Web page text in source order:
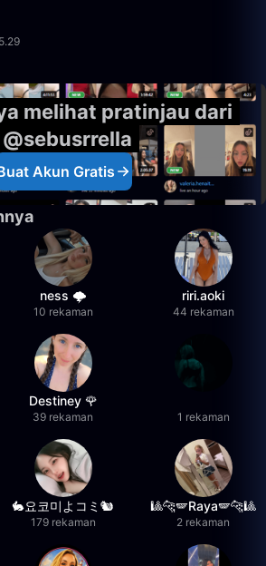
melihat pratinjau dari
@sebusrrella
Akun Gratis
ness 🌩️
10 rekaman
riri.aoki
44 rekaman
Destiney 🌹
39 rekaman 1 rekaman
🐇요코미よコミ🐿
179 rekaman
🎱🐆🪽Raya🪽🐆🎱
2 rekaman